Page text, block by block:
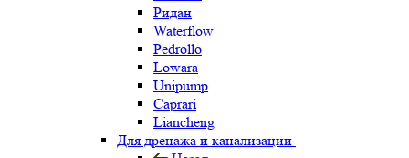
Ридан
Waterflow
Pedrollo
Lowara
Unipump
Caprari
Liancheng
Для дренажа и канализации